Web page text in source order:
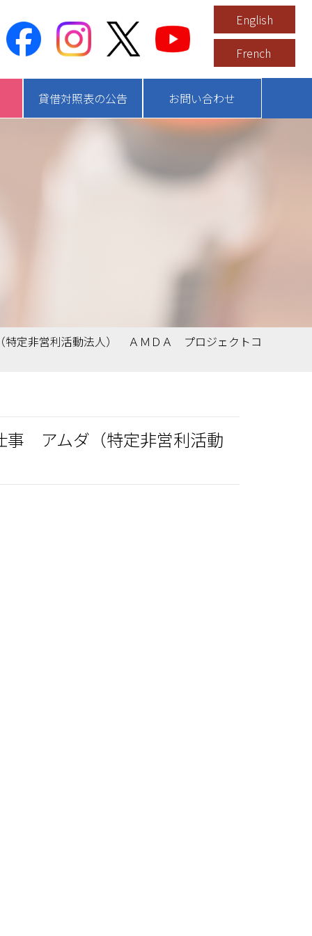
English
French
貸借対照表の公告 お問い合わせ
特定非営利活動法人） ＡＭＤＡ プロジェクトコ
事 アムダ（特定非営利活動